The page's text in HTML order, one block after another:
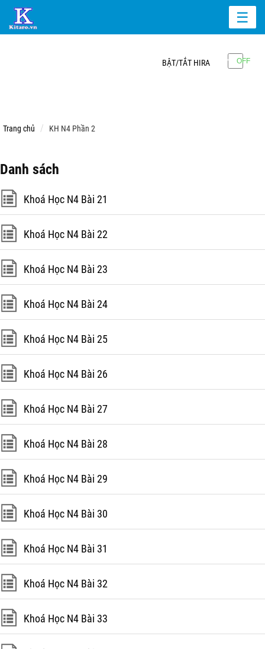
☰
BẬT/TẮT HIRA
Trang chủ KH N4 Phần 2
Danh sách
Khoá Học N4 Bài 21
Khoá Học N4 Bài 22
Khoá Học N4 Bài 23
Khoá Học N4 Bài 24
Khoá Học N4 Bài 25
Khoá Học N4 Bài 26
Khoá Học N4 Bài 27
Khoá Học N4 Bài 28
Khoá Học N4 Bài 29
Khoá Học N4 Bài 30
Khoá Học N4 Bài 31
Khoá Học N4 Bài 32
Khoá Học N4 Bài 33